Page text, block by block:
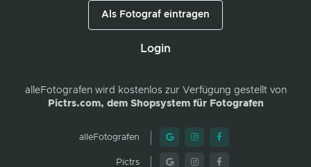
Als Fotograf eintragen
Login
alleFotografenwird kostenlos zur Verfügung gestellt von
Pictrs.com, dem Shopsystem für Fotografen
alleFotografen
Pictrs